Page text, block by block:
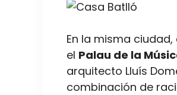
En la misma
el Palau de la
arquitecto Lluís
combinación de